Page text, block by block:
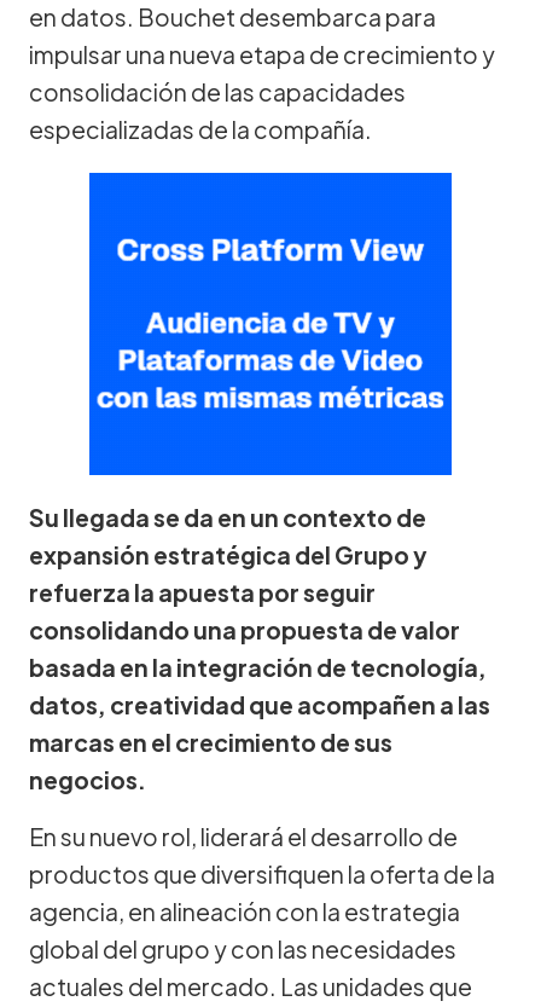
en datos. Bouchet desembarca para
impulsar una nueva etapa de crecimiento y
consolidación de las capacidades
especializadas de la compañía.
Su llegada se da en un contexto de
expansión estratégica del Grupo y
refuerza la apuesta por seguir
consolidando una propuesta de valor
basada en la integración de tecnología,
datos, creatividad que acompañen a las
marcas en el crecimiento de sus
negocios.
En su nuevo rol, liderará el desarrollo de
productos que diversifiquen la oferta de la
agencia, en alineación con la estrategia
global del grupo y con las necesidades
actuales del mercado. Las unidades que